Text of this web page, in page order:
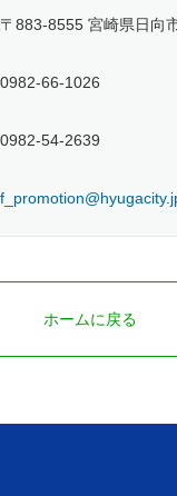
〒883-8555 宮崎県日向
0982-66-1026
0982-54-2639
ホームに戻る